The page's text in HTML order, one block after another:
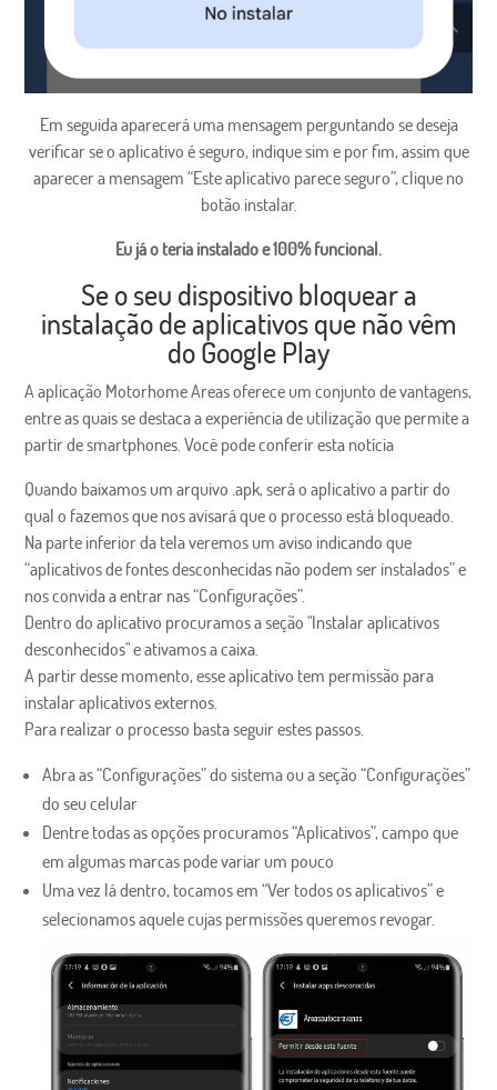
Em seguida aparecerá uma mensagem perguntando se deseja
verificar se o aplicativo é seguro, indique sim e por fim, assim que
aparecer a mensagem “Este aplicativo parece seguro”, clique no
botão instalar.
Eu já o teria instalado e 100% funcional.
Se o seu dispositivo bloquear a
instalação de aplicativos que não vêm
do Google Play
A aplicação Motorhome Areas oferece um conjunto de vantagens,
entre as quais se destaca a experiência de utilização que permite a
partir de smartphones. Você pode conferir esta notícia
Quando baixamos um arquivo .apk, será o aplicativo a partir do
qual o fazemos que nos avisará que o processo está bloqueado.
Na parte inferior da tela veremos um aviso indicando que
“aplicativos de fontes desconhecidas não podem ser instalados” e
nos convida a entrar nas “Configurações”.
Dentro do aplicativo procuramos a seção "Instalar aplicativos
desconhecidos" e ativamos a caixa.
A partir desse momento, esse aplicativo tem permissão para
instalar aplicativos externos.
Para realizar o processo basta seguir estes passos.
Abra as “Configurações” do sistema ou a seção “Configurações”
do seu celular
Dentre todas as opções procuramos “Aplicativos”, campo que
em algumas marcas pode variar um pouco
Uma vez lá dentro, tocamos em “Ver todos os aplicativos” e
selecionamos aquele cujas permissões queremos revogar.